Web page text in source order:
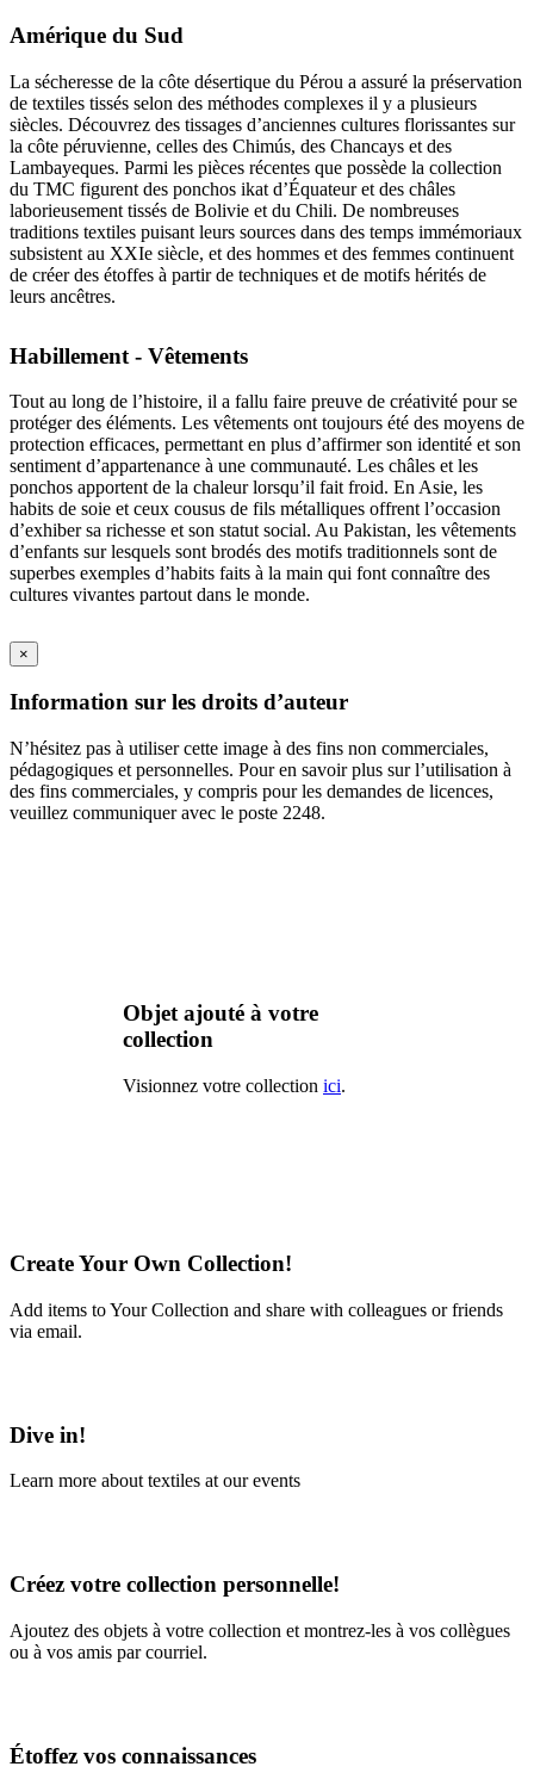
Amérique du Sud
La sécheresse de la côte désertique du Pérou a assuré la préservation
de textiles tissés selon des méthodes complexes il y a plusieurs
siècles. Découvrez des tissages d’anciennes cultures florissantes sur
la côte péruvienne, celles des Chimús, des Chancays et des
Lambayeques. Parmi les pièces récentes que possède la collection
du TMC figurent des ponchos ikat d’Équateur et des châles
laborieusement tissés de Bolivie et du Chili. De nombreuses
traditions textiles puisant leurs sources dans des temps immémoriaux
subsistent au XXIe siècle, et des hommes et des femmes continuent
de créer des étoffes à partir de techniques et de motifs hérités de
leurs ancêtres.
Habillement - Vêtements
Tout au long de l’histoire, il a fallu faire preuve de créativité pour se
protéger des éléments. Les vêtements ont toujours été des moyens de
protection efficaces, permettant en plus d’affirmer son identité et son
sentiment d’appartenance à une communauté. Les châles et les
ponchos apportent de la chaleur lorsqu’il fait froid. En Asie, les
habits de soie et ceux cousus de fils métalliques offrent l’occasion
d’exhiber sa richesse et son statut social. Au Pakistan, les vêtements
d’enfants sur lesquels sont brodés des motifs traditionnels sont de
superbes exemples d’habits faits à la main qui font connaître des
cultures vivantes partout dans le monde.
×
Information sur les droits d’auteur
N’hésitez pas à utiliser cette image à des fins non commerciales,
pédagogiques et personnelles. Pour en savoir plus sur l’utilisation à
des fins commerciales, y compris pour les demandes de licences,
veuillez communiquer avec le poste 2248.
Objet ajouté à votre
collection
Visionnez votre collection ici.
Create Your Own Collection!
Add items to Your Collection and share with colleagues or friends
via email.
Dive in!
Learn more about textiles at our events
Créez votre collection personnelle!
Ajoutez des objets à votre collection et montrez-les à vos collègues
ou à vos amis par courriel.
Étoffez vos connaissances